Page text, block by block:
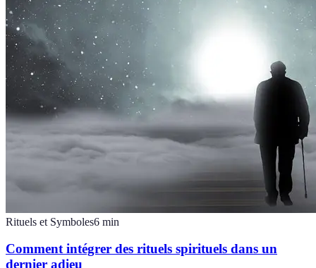
Rituels et Symboles6 min
Comment intégrer des rituels spirituels dans un
dernier adieu